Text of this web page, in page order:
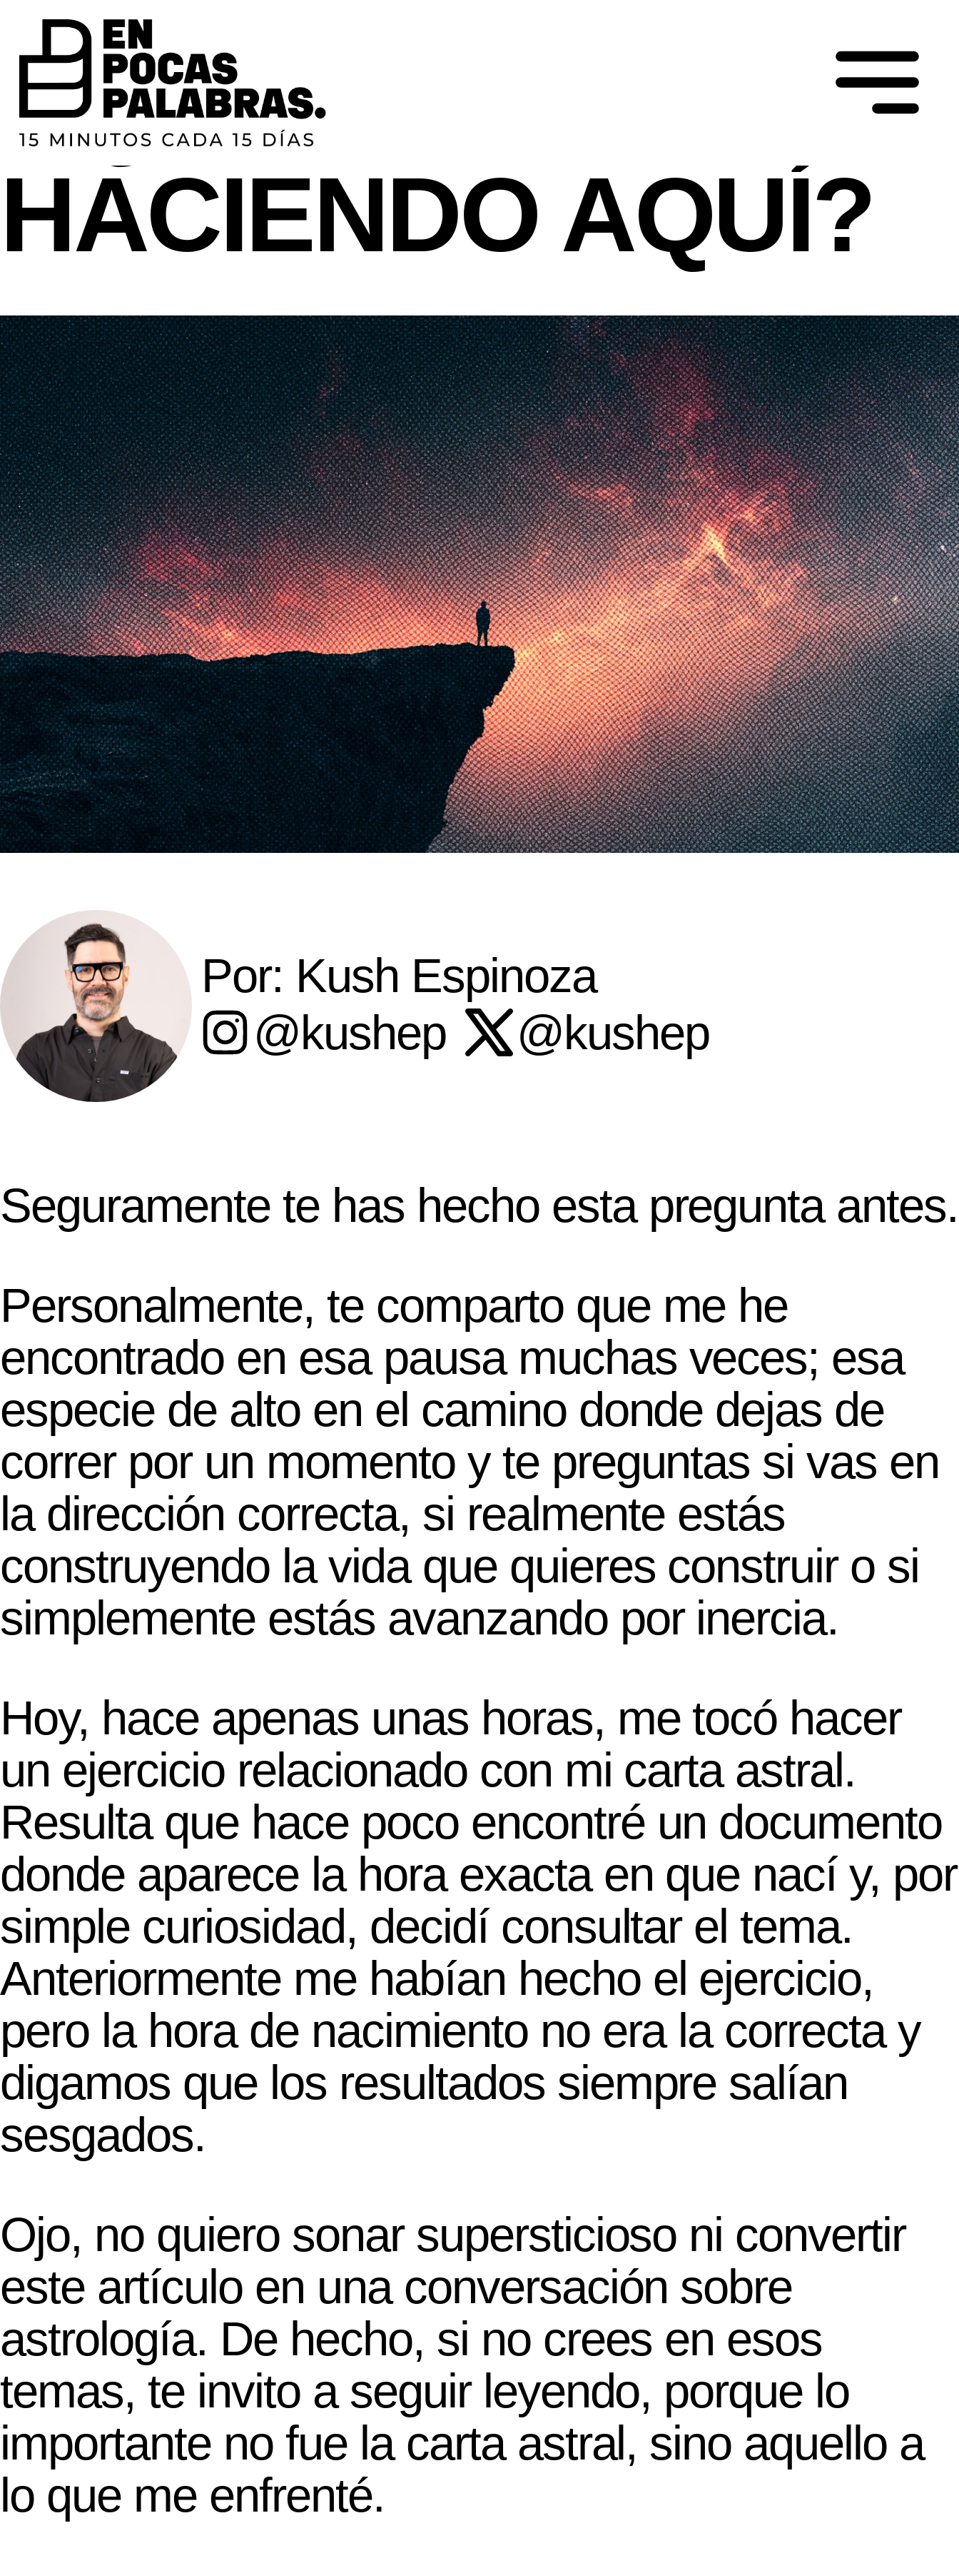
CREER PARA VER
¿QUÉ ESTOY
HACIENDO AQUÍ?
Por: Kush Espinoza
@kushep
@kushep
Seguramente te has hecho esta pregunta antes.
Personalmente, te comparto que me he
encontrado en esa pausa muchas veces; esa
especie de alto en el camino donde dejas de
correr por un momento y te preguntas si vas en
la dirección correcta, si realmente estás
construyendo la vida que quieres construir o si
simplemente estás avanzando por inercia.
Hoy, hace apenas unas horas, me tocó hacer
un ejercicio relacionado con mi carta astral.
Resulta que hace poco encontré un documento
donde aparece la hora exacta en que nací y, por
simple curiosidad, decidí consultar el tema.
Anteriormente me habían hecho el ejercicio,
pero la hora de nacimiento no era la correcta y
digamos que los resultados siempre salían
sesgados.
Ojo, no quiero sonar supersticioso ni convertir
este artículo en una conversación sobre
astrología. De hecho, si no crees en esos
temas, te invito a seguir leyendo, porque lo
importante no fue la carta astral, sino aquello a
lo que me enfrenté.